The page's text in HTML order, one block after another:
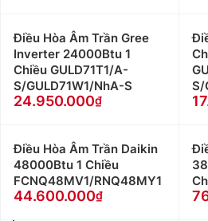
Điều Hòa Âm Trần Gree
Inverter 24000Btu 1
Chiều GULD71T1/A-
S/GULD71W1/NhA-S
24.950.000
S/
Điều Hòa Âm Trần Daikin
48000Btu 1 Chiều
FCNQ48MV1/RNQ48MY1
44.600.000